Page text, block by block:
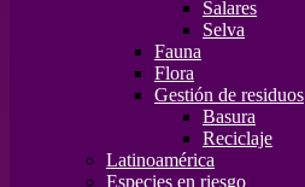
Salares
Selva
Fauna
Flora
Gestión de residuos
Basura
Reciclaje
Latinoamérica
Especies en riesgo